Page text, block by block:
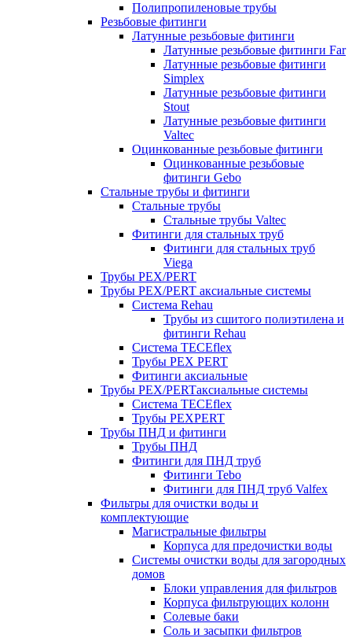
Полипропиленовые трубы
Резьбовые фитинги
Латунные резьбовые фитинги
Латунные резьбовые фитинги Far
Латунные резьбовые фитинги
Simplex
Латунные резьбовые фитинги
Stout
Латунные резьбовые фитинги
Valtec
Оцинкованные резьбовые фитинги
Оцинкованные резьбовые
фитинги Gebo
Стальные трубы и фитинги
Стальные трубы
Стальные трубы Valtec
Фитинги для стальных труб
Фитинги для стальных труб
Viega
Трубы PEX/PERT
Трубы PEX/PERT аксиальные системы
Система Rehau
Трубы из сшитого полиэтилена и
фитинги Rehau
Система TECEflex
Трубы PEX PERT
Фитинги аксиальные
Трубы PEX/PERTаксиальные системы
Система TECEflex
Трубы PEXPERT
Трубы ПНД и фитинги
Трубы ПНД
Фитинги для ПНД труб
Фитинги Tebo
Фитинги для ПНД труб Valfex
Фильтры для очистки воды и
комплектующие
Магистральные фильтры
Корпуса для предочистки воды
Системы очистки воды для загородных
домов
Блоки управления для фильтров
Корпуса фильтрующих колонн
Солевые баки
Соль и засыпки фильтров